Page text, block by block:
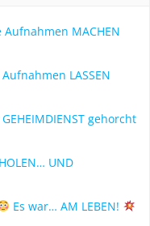
Aufnahmen MACHEN
LASSEN
gehorcht
UND
Es war… AM LEBEN!